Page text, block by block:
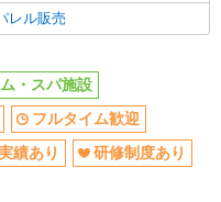
レル販売
・スパ施設
フルタイム歓迎
績あり
研修制度あり